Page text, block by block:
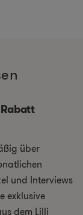
über
und Interviews
exklusive
dem Lilli